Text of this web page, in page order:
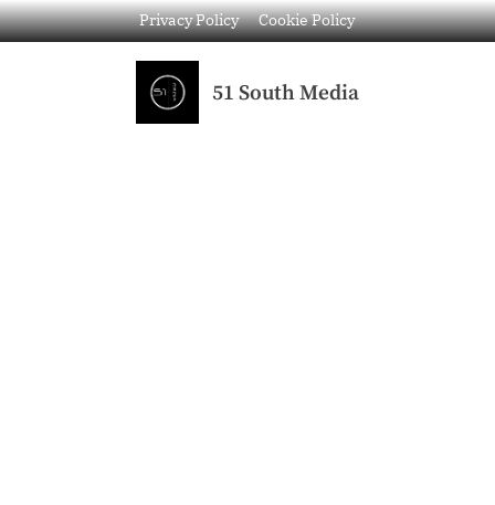
Privacy Policy Cookie Policy
51 South Media